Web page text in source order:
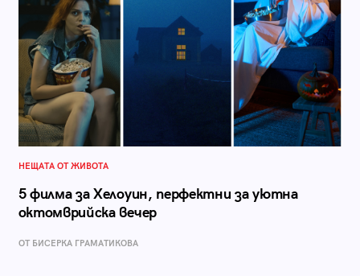
НЕЩАТА ОТ ЖИВОТА
5 филма за Хелоуин, перфектни за уютна
октомврийска вечер
ОТ БИСЕРКА ГРАМАТИКОВА